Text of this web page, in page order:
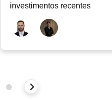
investimentos recentes